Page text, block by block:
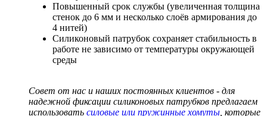
Повышенный срок службы (увеличенная толщина
стенок до 6 мм и несколько слоёв армирования до
4 нитей)
Силиконовый патрубок сохраняет стабильность в
работе не зависимо от температуры окружающей
среды
Совет от нас и наших постоянных клиентов - для
надежной фиксации силиконовых патрубков предлагаем
использовать силовые или пружинные хомуты , которые